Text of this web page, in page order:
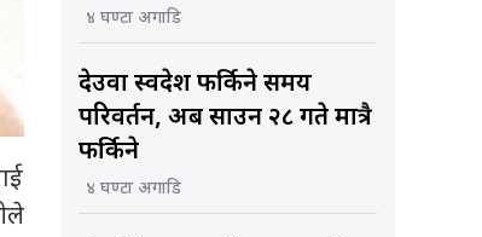
४ घण्टा अगाडि
देउवा स्वदेश फर्किने समय
परिवर्तन, अब साउन २८ गते मात्रै
फर्किने
४ घण्टा अगाडि